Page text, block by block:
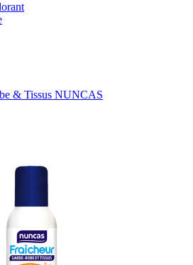
& Tissus NUNCAS